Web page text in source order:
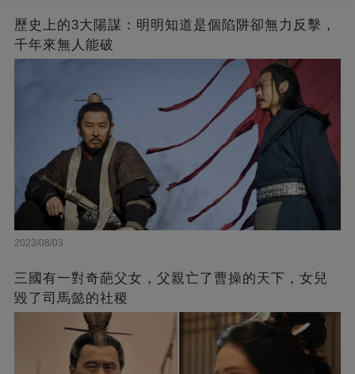
歷史上的3大陽謀：明明知道是個陷阱卻無力反擊，
千年來無人能破
2023/08/03
三國有一對奇葩父女，父親亡了曹操的天下，女兒
毀了司馬懿的社稷